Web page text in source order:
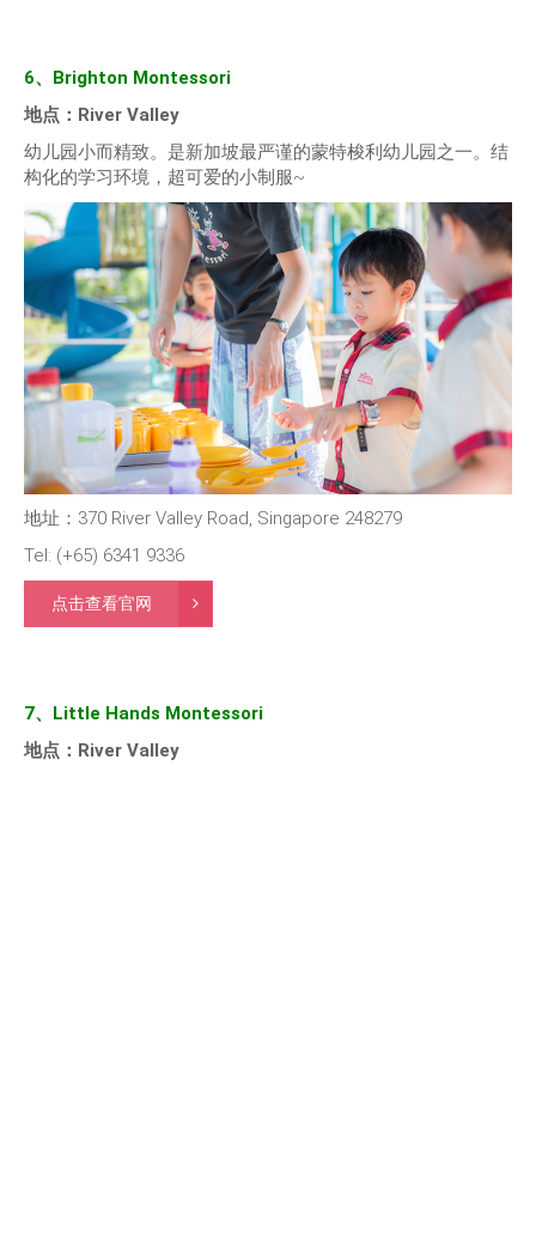
6、Brighton Montessori
地点：River Valley
幼儿园小而精致。是新加坡最严谨的蒙特梭利幼儿园之一。结
构化的学习环境，超可爱的小制服~
地址：370 River Valley Road, Singapore 248279
Tel: (+65) 6341 9336
点击查看官网
7、Little Hands Montessori
地点：River Valley